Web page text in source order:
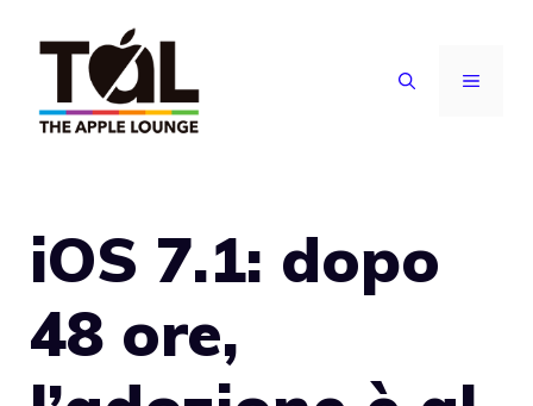
contenuto
MENU
iOS 7.1: dopo
48 ore,